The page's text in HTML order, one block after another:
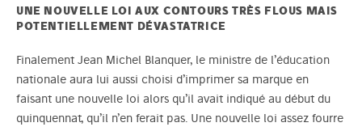
UNE NOUVELLE LOI AUX CONTOURS TRÈS FLOUS MAIS
POTENTIELLEMENT DÉVASTATRICE
Finalement Jean Michel Blanquer, le ministre de l’éducation
nationale aura lui aussi choisi d’imprimer sa marque en
faisant une nouvelle loi alors qu’il avait indiqué au début du
quinquennat, qu’il n’en ferait pas. Une nouvelle loi assez fourre